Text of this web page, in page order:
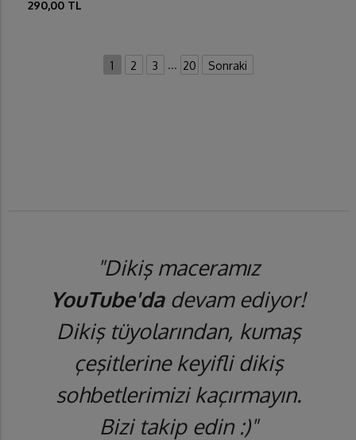
290,00 TL
1 2 3 ... 20 Sonraki
"Dikiş maceramız
YouTube'dadevam ediyor!
Dikiş tüyolarından, kumaş
çeşitlerine keyifli dikiş
sohbetlerimizi kaçırmayın.
Bizi takip edin :)"